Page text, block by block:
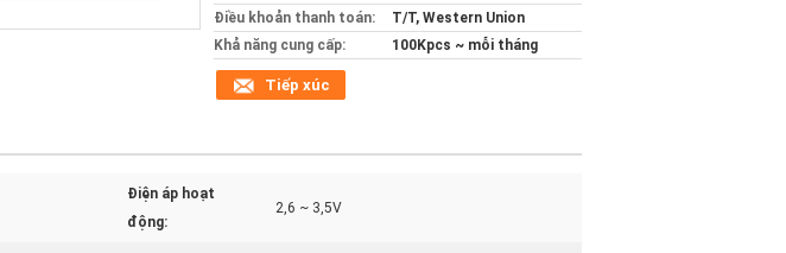
Điều khoản thanh toán:
T/T, Western Union
Khả năng cung cấp:
100Kpcs ~ mỗi tháng
Tiếp xúc
Điện áp hoạt
động:
2,6 ~ 3,5V